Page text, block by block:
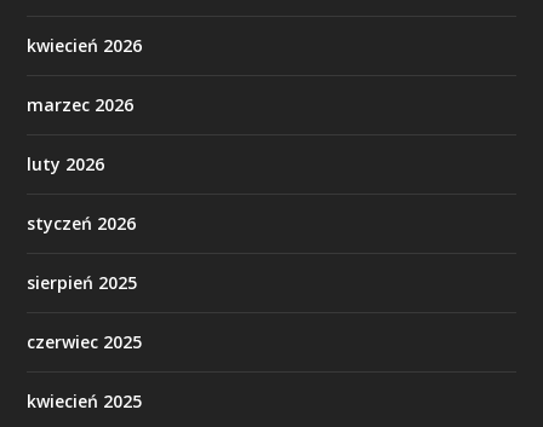
kwiecień 2026
marzec 2026
luty 2026
styczeń 2026
sierpień 2025
czerwiec 2025
kwiecień 2025